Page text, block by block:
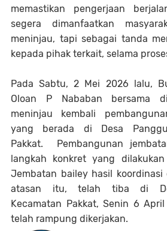
memastikan pengerjaan
segera dimanfaatkan
meninjau, tapi sebagai tanda
kepada pihak terkait, selama
Pada Sabtu, 2 Mei 2026 lalu,
Oloan P Nababan bersama
meninjau kembali
yang berada di Desa
Pakkat. Pembangunan
langkah konkret yang
Jembatan bailey hasil
atasan itu, telah tiba di
Kecamatan Pakkat, Senin 6
telah rampung dikerjakan.